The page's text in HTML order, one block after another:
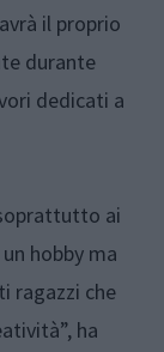
il proprio
durante
dedicati a
ai
hobby ma
ragazzi che
ha